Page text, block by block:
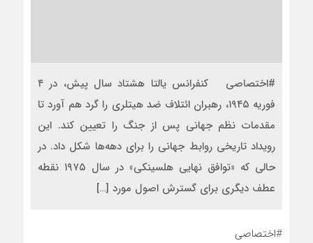
#اختصاصی کنفرانس یالتا هشتاد سال پیش، در ۴
فوریه ۱۹۴۵، رهبران ائتلاف ضد هیتلری را گرد هم آورد تا
مقدمات نظم جهانی پس از جنگ را تعیین کند. این
رویداد تاریخی روابط جهانی را برای دهه‌ها شکل داد. در
حالی که «توافق نهایی هلسینکی» در سال ۱۹۷۵ نقطه
عطف دیگری برای گسترش اصول مورد […]
#اختصاصی